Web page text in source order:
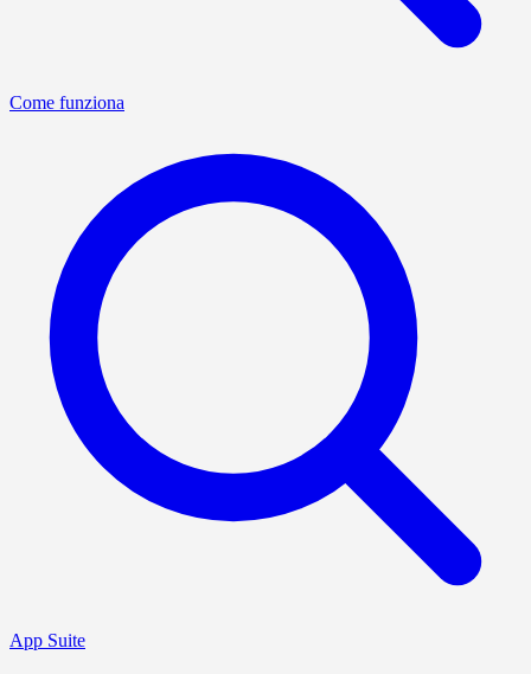
Come funziona
App Suite